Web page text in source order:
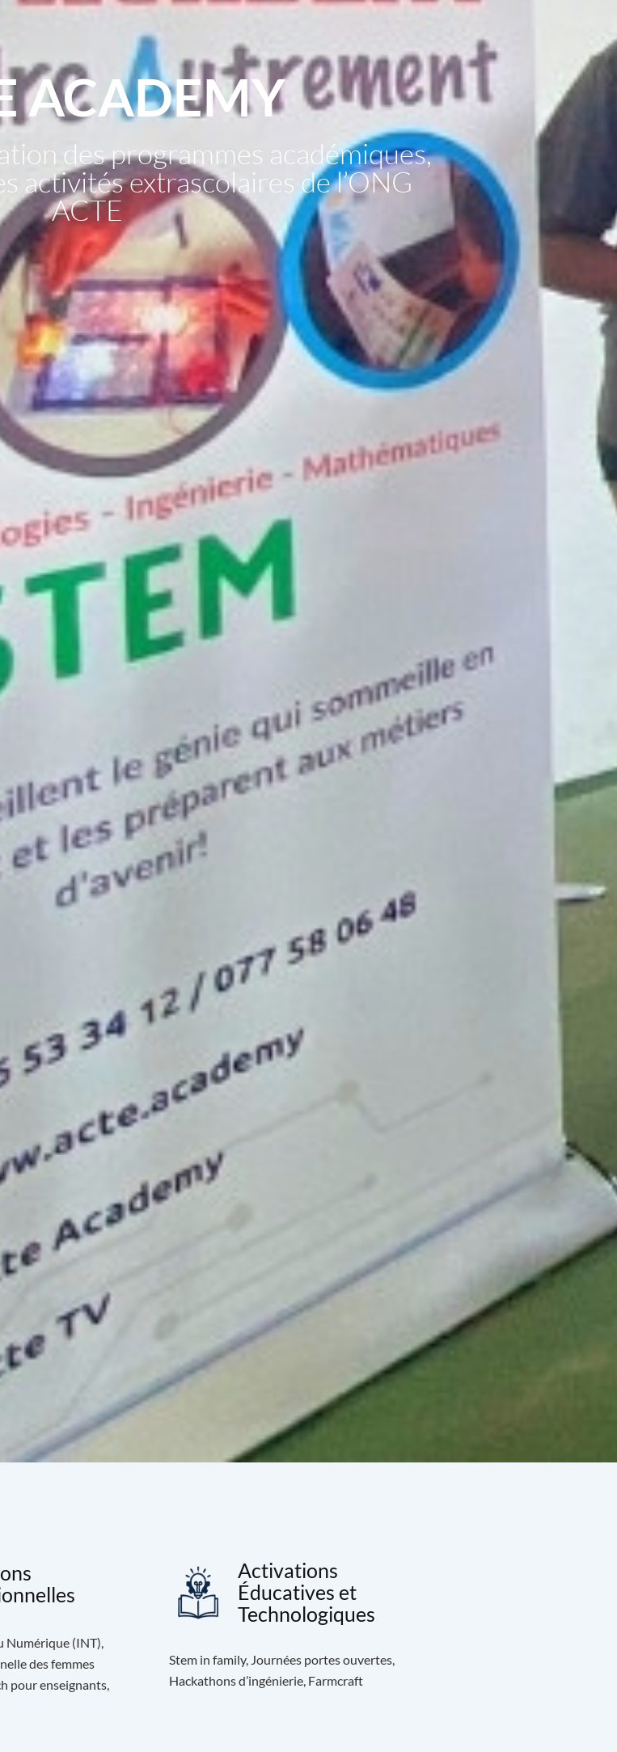
ACADEMY
des programmes académiques,
activités extrascolaires de l’ONG
ACTE
Numérique (INT),
des femmes
pour enseignants,
Activations
Éducatives et
Technologiques
Stem in family, Journées portes ouvertes,
Hackathons d’ingénierie, Farmcraft